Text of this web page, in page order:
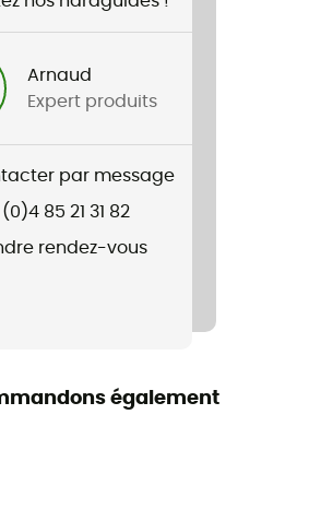
Arnaud
Expert produits
par message
85 21 31 82
rendez-vous
également